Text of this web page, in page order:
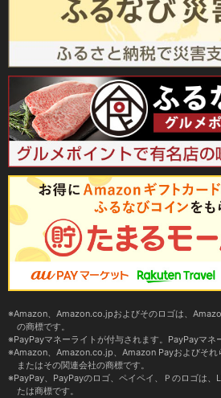
Amazon、Amazon.co.jpおよびそのロゴは、
の商標です。
PayPayマネーライトが付与されます。PayPayマネ
Amazon、Amazon.co.jp、Amazon Payおよびそ
またはその関連会社の商標です。
PayPay、PayPayのロゴ、ペイペイ、Ｐのロゴは、
たは商標です。